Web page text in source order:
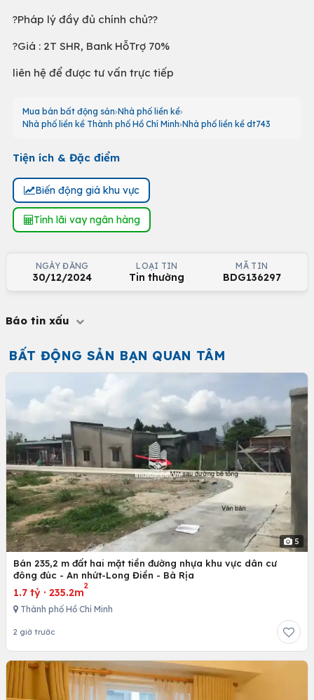
?️Pháp lý đầy đủ chính chủ??
?Giá : 2T SHR, Bank HỗTrợ 70%
liên hệ để được tư vấn trực tiếp
Mua bán bất động sản Nhà phố liền kề
Nhà phố liền kề Thành phố Hồ Chí Minh Nhà phố liền kề dt743
Tiện ích & Đặc điểm
Biến động giá khu vực
Tính lãi vay ngân hàng
NGÀY ĐĂNG
30/12/2024
LOẠI TIN
Tin thường
MÃ TIN
BDG136297
Báo tin xấu
BẤT ĐỘNG SẢN BẠN QUAN TÂM
5
Bán 235,2 m đất hai mặt tiền đường nhựa khu vực dân cư
đông đúc - An nhứt-Long Điền - Bà Rịa
1.7 tỷ · 235.2m
2
Thành phố Hồ Chí Minh
2 giờ trước